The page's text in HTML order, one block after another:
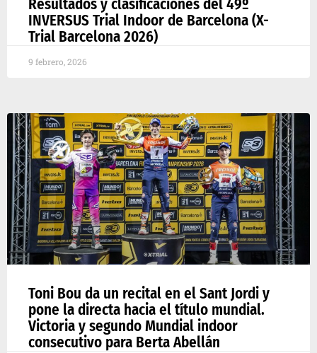
Resultados y clasificaciones del 49º
INVERSUS Trial Indoor de Barcelona (X-
Trial Barcelona 2026)
9 febrero, 2026
Toni Bou da un recital en el Sant Jordi y
pone la directa hacia el título mundial.
Victoria y segundo Mundial indoor
consecutivo para Berta Abellán